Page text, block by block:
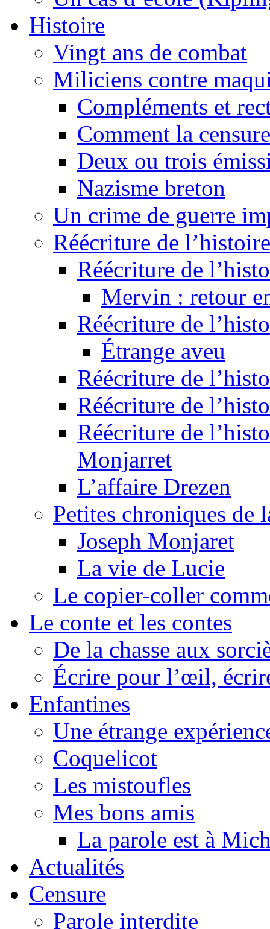
Histoire
Vingt ans de combat
Miliciens contre
Compléments et
Comment la
Deux ou trois
Nazisme breton
Un crime de guerre
Réécriture de
Réécriture de
Mervin : retour
Réécriture de
Étrange aveu
Réécriture de
Réécriture de
Réécriture de
Monjarret
L’affaire Drezen
Petites chroniques de
Joseph Monjaret
La vie de Lucie
Le copier-coller
Le conte et les contes
De la chasse aux
Écrire pour l’œil,
Enfantines
Une étrange
Coquelicot
Les mistoufles
Mes bons amis
La parole est à
Actualités
Censure
Parole interdite